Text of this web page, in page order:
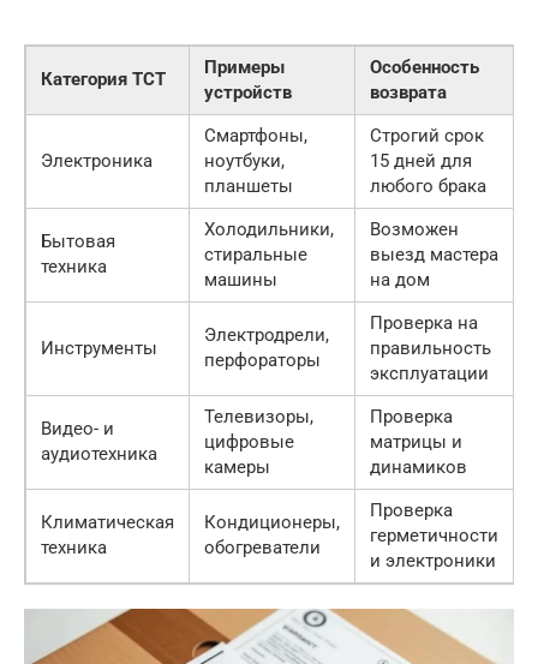
Категория ТСТ
Примеры
устройств
Особенность
возврата
Электроника
Смартфоны,
ноутбуки,
планшеты
Строгий срок
15 дней для
любого брака
Бытовая
техника
Холодильники,
стиральные
машины
Возможен
выезд мастера
на дом
Инструменты
Электродрели,
перфораторы
Проверка на
правильность
эксплуатации
Видео- и
аудиотехника
Телевизоры,
цифровые
камеры
Проверка
матрицы и
динамиков
Климатическая
техника
Кондиционеры,
обогреватели
Проверка
герметичности
и электроники